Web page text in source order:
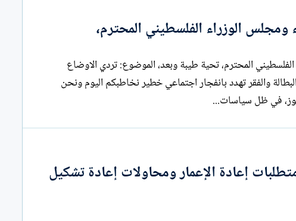
الوزراء الفلسطيني المحترم،
رساله مفتوحه الى / دولة رئيس الوزراء ومجلس الوزراء الفلسطيني المحترم، تحية طيبة وبعد، الموضوع: تردي الاوضاع
الاقتصادية وتفاقم الاوضاع الاجتماعية وزيادة معدلات البطالة والفقر تهدد بانفجار اجتماعي خطير نخاطبكم اليوم ونحن
في ظل سياسات...
إعادة الإعمار ومحاولات إعادة تشكيل